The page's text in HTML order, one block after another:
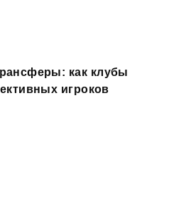
как клубы
игроков